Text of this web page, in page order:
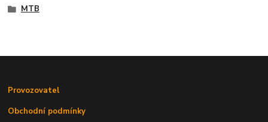
MTB
Provozovatel
Obchodní podmínky